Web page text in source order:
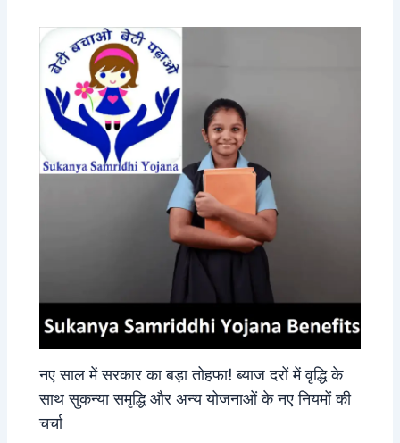
नए साल में सरकार का बड़ा तोहफा! ब्याज दरों में वृद्धि के
साथ सुकन्या समृद्धि और अन्य योजनाओं के नए नियमों की
चर्चा